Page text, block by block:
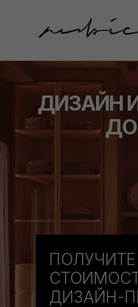
ДИЗАЙН
ПОЛУЧИТЕ
ДИЗАЙН-